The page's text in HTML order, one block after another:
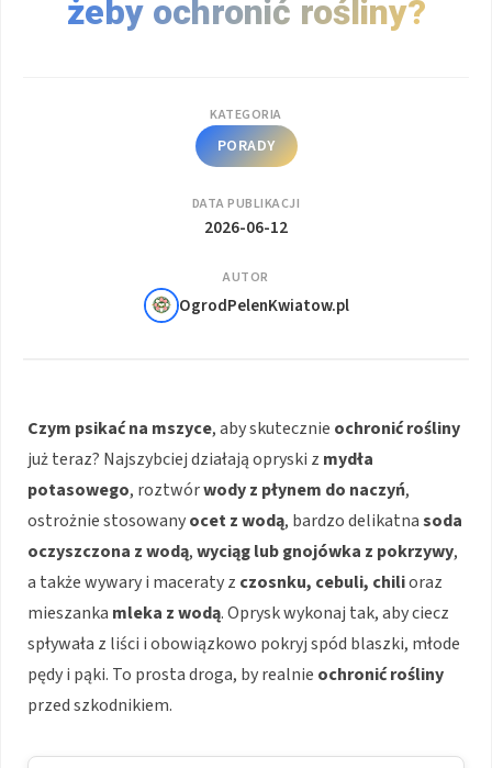
żeby ochronić rośliny?
KATEGORIA
PORADY
DATA PUBLIKACJI
2026-06-12
AUTOR
OgrodPelenKwiatow.pl
Czym psikać na mszyce, aby skutecznie ochronić rośliny
już teraz? Najszybciej działają opryski z mydła
potasowego, roztwórwody z płynem do naczyń,
ostrożnie stosowanyocet z wodą, bardzo delikatnasoda
oczyszczona z wodą,wyciąg lub gnojówka z pokrzywy,
a także wywary i maceraty z czosnku, cebuli, chilioraz
mieszanka mleka z wodą. Oprysk wykonaj tak, aby ciecz
spływała z liści i obowiązkowo pokryj spód blaszki, młode
pędy i pąki. To prosta droga, by realnie ochronić rośliny
przed szkodnikiem.